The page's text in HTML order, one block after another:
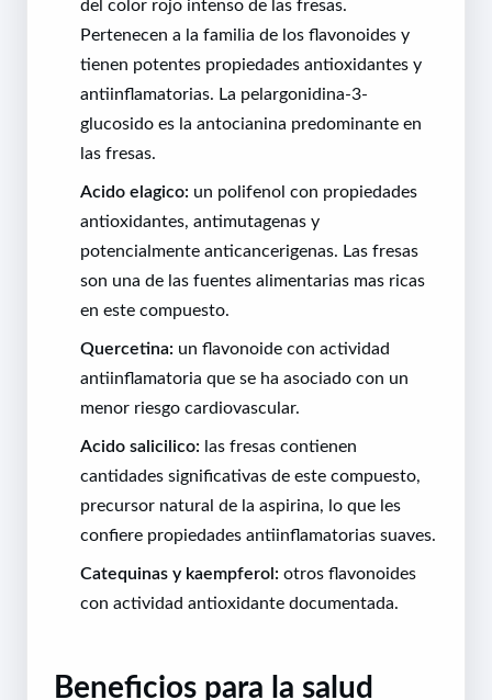
del color rojo intenso de las fresas.
Pertenecen a la familia de los flavonoides y
tienen potentes propiedades antioxidantes y
antiinflamatorias. La pelargonidina-3-
glucosido es la antocianina predominante en
las fresas.
Acido elagico: un polifenol con propiedades
antioxidantes, antimutagenas y
potencialmente anticancerigenas. Las fresas
son una de las fuentes alimentarias mas ricas
en este compuesto.
Quercetina: un flavonoide con actividad
antiinflamatoria que se ha asociado con un
menor riesgo cardiovascular.
Acido salicilico: las fresas contienen
cantidades significativas de este compuesto,
precursor natural de la aspirina, lo que les
confiere propiedades antiinflamatorias suaves.
Catequinas y kaempferol: otros flavonoides
con actividad antioxidante documentada.
Beneficios para la salud